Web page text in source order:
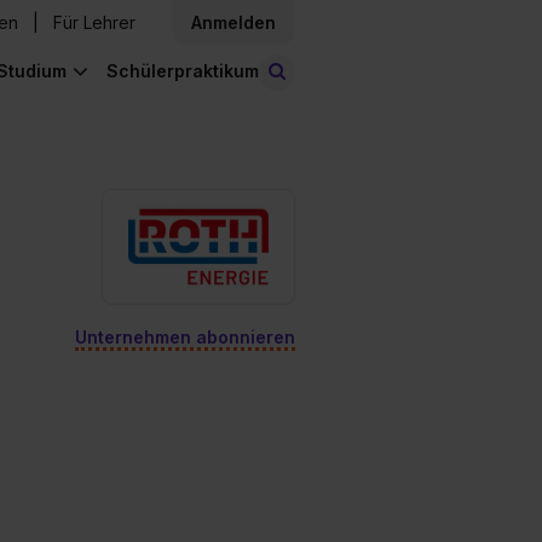
Für Lehrer Anmelden
Schülerpraktikum
Unternehmen abonnieren